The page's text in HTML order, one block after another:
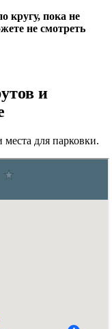
кругу, пока не
не смотреть
и
для парковки.